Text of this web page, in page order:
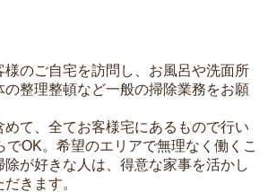
様のご自宅を訪問し、お風呂や洗面所
の整理整頓など一般の掃除業務をお願
て、全てお客様宅にあるもので行い
でOK。希望のエリアで無理なく働くこ
除が好きな人は、得意な家事を活かし
きます。